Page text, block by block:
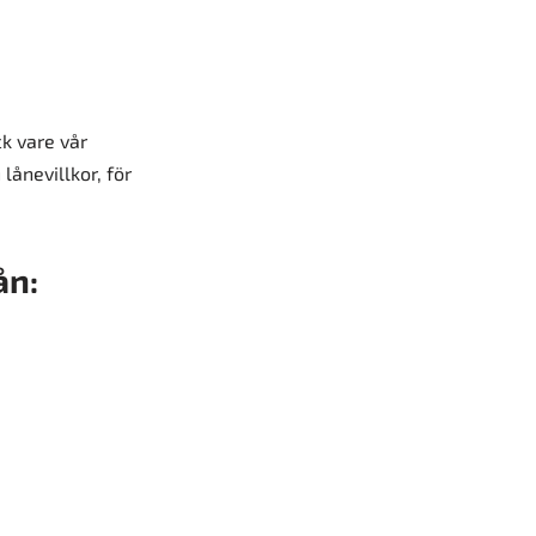
vare vår
lånevillkor, för